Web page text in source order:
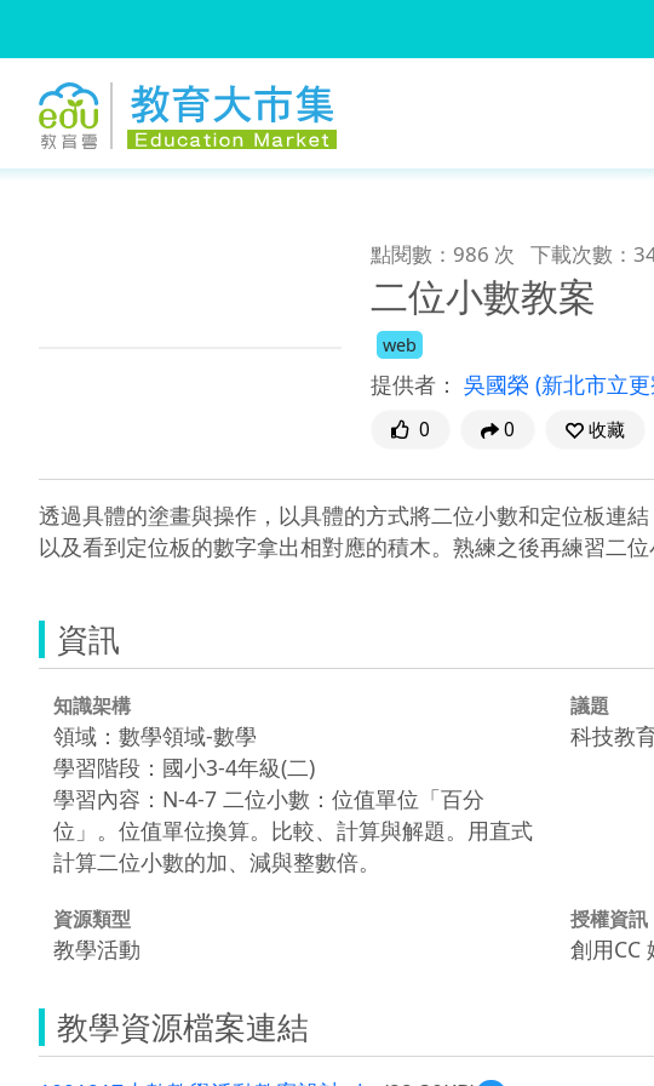
點閱數：986 次 下載次數：
二位小數教案
web
提供者： 吳國榮 (新北市立
0 0 收藏
透過具體的塗畫與操作，以具體的方式將二位小數和定位板連
以及看到定位板的數字拿出相對應的積木。熟練之後再練習二
資訊
知識架構
領域：數學領域-數學
學習階段：國小3-4年級(二)
學習內容：N-4-7 二位小數：位值單位「百分
位」。位值單位換算。比較、計算與解題。用直式
計算二位小數的加、減與整數倍。
議題
科技教
資源類型
教學活動
授權資訊
創用CC
教學資源檔案連結